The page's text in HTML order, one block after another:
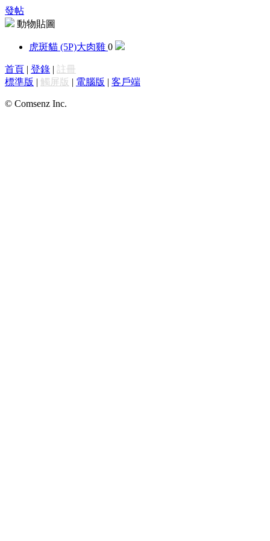
發帖
動物貼圖
虎斑貓 (5P)大肉雞 0
首頁 | 登錄 | 註冊
標準版 | 觸屏版 | 電腦版 | 客戶端
© Comsenz Inc.